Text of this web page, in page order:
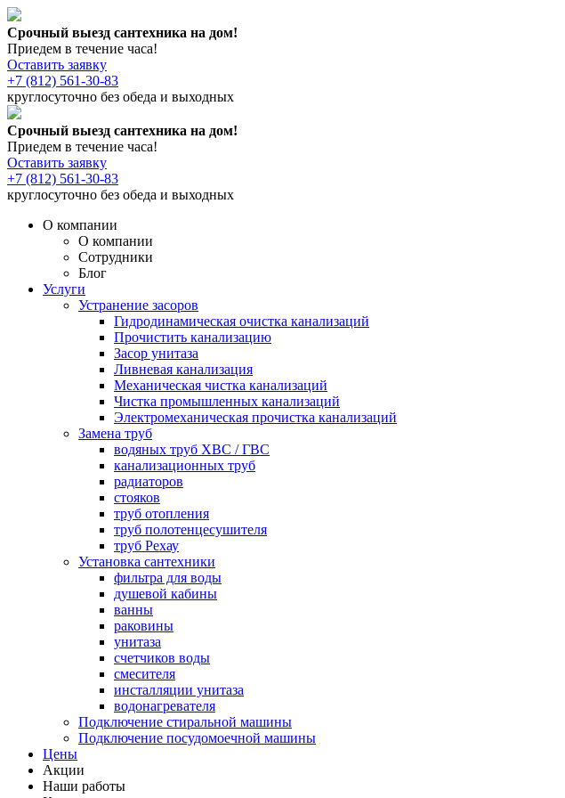
Срочный выезд сантехника на дом!
Приедем в течение часа!
Оставить заявку
+7 (812) 561-30-83
круглосуточно без обеда и выходных
Срочный выезд сантехника на дом!
Приедем в течение часа!
Оставить заявку
+7 (812) 561-30-83
круглосуточно без обеда и выходных
О компании
О компании
Сотрудники
Блог
Услуги
Устранение засоров
Гидродинамическая очистка канализаций
Прочистить канализацию
Засор унитаза
Ливневая канализация
Механическая чистка канализаций
Чистка промышленных канализаций
Электромеханическая прочистка канализаций
Замена труб
водяных труб ХВС / ГВС
канализационных труб
радиаторов
стояков
труб отопления
труб полотенцесушителя
труб Рехау
Установка сантехники
фильтра для воды
душевой кабины
ванны
раковины
унитаза
счетчиков воды
смесителя
инсталляции унитаза
водонагревателя
Подключение стиральной машины
Подключение посудомоечной машины
Цены
Акции
Наши работы